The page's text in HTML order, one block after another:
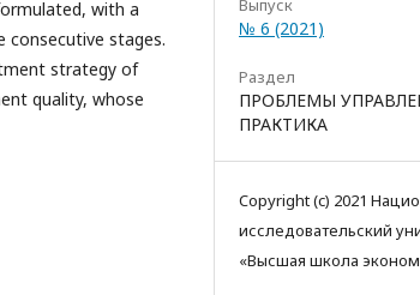
with a
stages.
strategy of
quality, whose
№ 6 (2021)
Раздел
ПРОБЛЕМЫ
ПРАКТИКА
Copyright (c) 2021
исследовательский
«Высшая школа